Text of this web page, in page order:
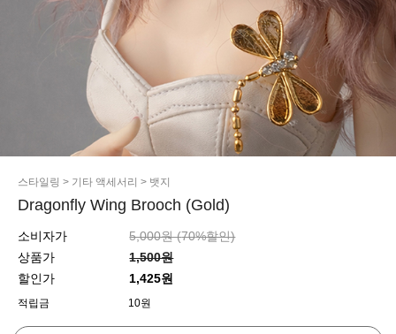
스타일링 > 기타 액세서리 > 뱃지
Dragonfly Wing Brooch (Gold)
소비자가 5,000원 (70%할인)
상품가
1,500원
할인가
1,425원
적립금 10원